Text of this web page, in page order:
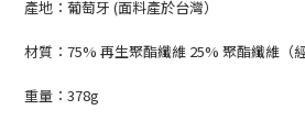
產地：葡萄牙 (面料產於台灣）
材質：75% 再生聚酯纖維 25% 聚酯纖維（
重量：378g